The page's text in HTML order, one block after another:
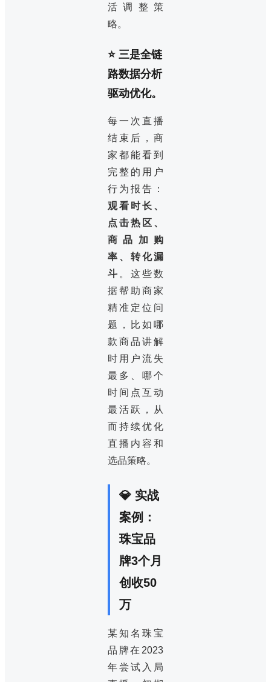
活调整策
略。
⭐ 三是全链
路数据分析
驱动优化。
每一次直播
结束后，商
家都能看到
完整的用户
行为报告：
观看时长、
点击热区、
商品加购
率、转化漏
斗 。这些数
据帮助商家
精准定位问
题，比如哪
款商品讲解
时用户流失
最多、哪个
时间点互动
最活跃，从
而持续优化
直播内容和
选品策略。
💎 实战
案例：
珠宝品
牌3个月
创收50
万
某知名珠宝
品牌在2023
年尝试入局